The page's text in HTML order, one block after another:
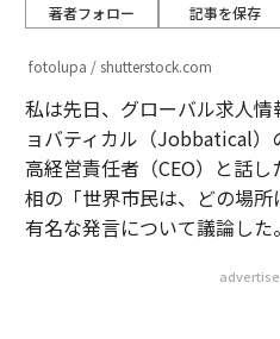
著者フォロー 記事を保存
fotolupa / shutterstock.com
私は先日、グローバル求人
ョバティカル（Jobbatical）
高経営責任者（CEO）と話
相の「世界市民は、どの場
有名な発言について議論した。